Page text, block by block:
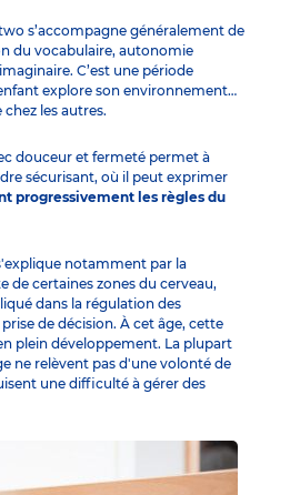
s’accompagne généralement de
du vocabulaire, autonomie
C’est une période
explore son environnement…
les autres.
douceur et fermeté permet à
sécurisant, où il peut exprimer
progressivement les règles du
notamment par la
certaines zones du cerveau,
dans la régulation des
de décision. À cet âge, cette
plein développement. La plupart
ne relèvent pas d'une volonté de
une difficulté à gérer des